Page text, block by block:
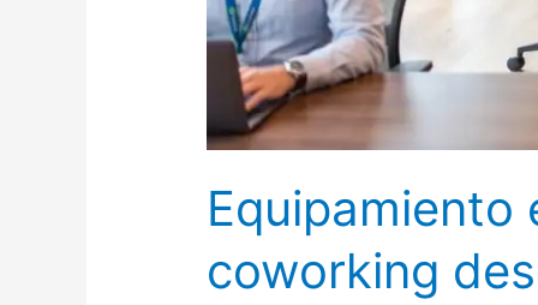
Equipamiento
coworking